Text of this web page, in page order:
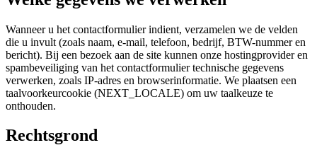
Wanneer u het contactformulier indient, verzamelen we de velden
die u invult (zoals naam, e-mail, telefoon, bedrijf, BTW-nummer en
bericht). Bij een bezoek aan de site kunnen onze hostingprovider en
spambeveiliging van het contactformulier technische gegevens
verwerken, zoals IP-adres en browserinformatie. We plaatsen een
taalvoorkeurcookie (NEXT_LOCALE) om uw taalkeuze te
onthouden.
Rechtsgrond